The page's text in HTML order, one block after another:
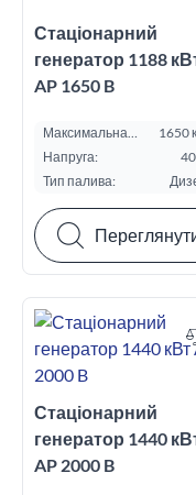
Стаціонарний
генератор 1188
AP 1650 B
Максимальна
потужність ESP,
кВА:
1650
Напруга:
Тип палива:
Стаціонарний
генератор 1440
AP 2000 B